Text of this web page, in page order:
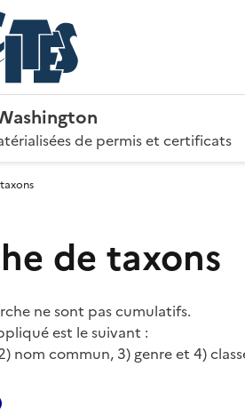
de permis et certificats
de taxons
ne sont pas cumulatifs.
est le suivant :
nom commun, 3) genre et 4)